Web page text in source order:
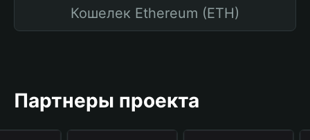
Кошелек Ethereum (ETH)
Партнеры проекта